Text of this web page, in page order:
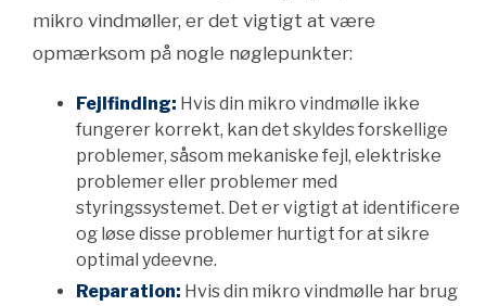
mikro vindmøller, er det vigtigt at være
opmærksom på nogle nøglepunkter:
Fejlfinding: Hvis din mikro vindmølle ikke
fungerer korrekt, kan det skyldes forskellige
problemer, såsom mekaniske fejl, elektriske
problemer eller problemer med
styringssystemet. Det er vigtigt at identificere
og løse disse problemer hurtigt for at sikre
optimal ydeevne.
Reparation: Hvis din mikro vindmølle har brug